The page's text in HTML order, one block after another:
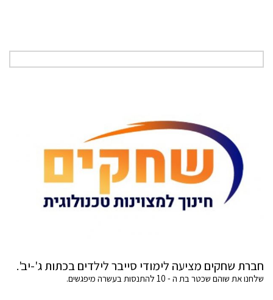
חברת שחקים מציעה לימודי סייבר לילדים בכתות ג'-יב'.
שלחנו את שוהם שכטר בת ה - 10 להתנסות בעשרה מיפגשים.